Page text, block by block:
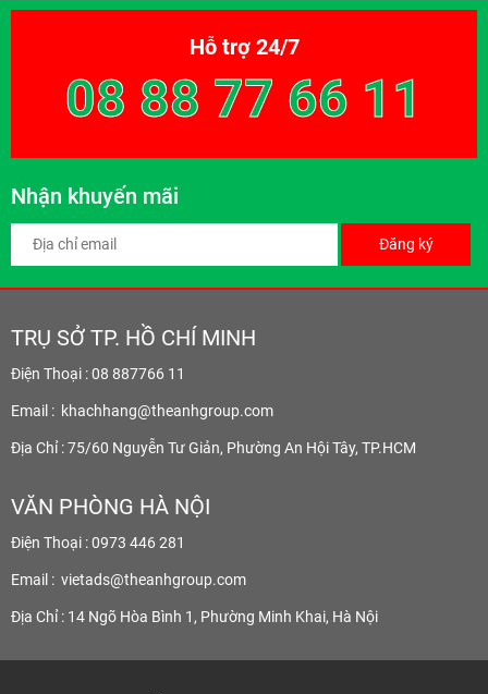
Hỗ trợ 24/7
08 88 77 66 11
Nhận khuyến mãi
Đăng ký
TRỤ SỞ TP. HỒ CHÍ MINH
Điện Thoại : 08 887766 11
Email : khachhang@theanhgroup.com
Địa Chỉ : 75/60 Nguyễn Tư Giản, Phường An Hội Tây, TP.HCM
VĂN PHÒNG HÀ NỘI
Điện Thoại : 0973 446 281
Email : vietads@theanhgroup.com
Địa Chỉ : 14 Ngõ Hòa Bình 1, Phường Minh Khai, Hà Nội